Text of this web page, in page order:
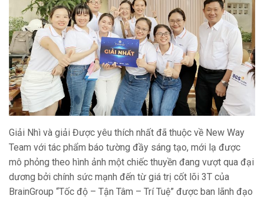
Giải Nhì và giải Được yêu thích nhất đã thuộc về New Way
Team với tác phẩm báo tường đầy sáng tạo, mới lạ được
mô phỏng theo hình ảnh một chiếc thuyền đang vượt qua đại
dương bởi chính sức mạnh đến từ giá trị cốt lõi 3T của
BrainGroup “Tốc độ – Tận Tâm – Trí Tuệ” được ban lãnh đạo